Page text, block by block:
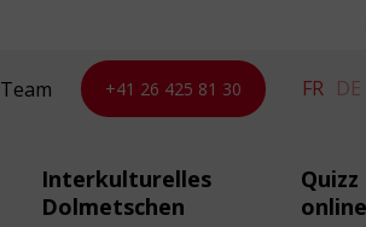
Team +41 26 425 81 30 FR DE
Interkulturelles
Dolmetschen
Quizz
online